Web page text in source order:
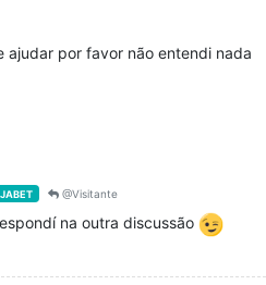
ajudar por favor não entendi nada
@Visitante
na outra discussão